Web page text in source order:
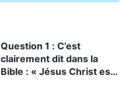
Question 1 : C’est
clairement dit dans la
Bible : « Jésus Christ est